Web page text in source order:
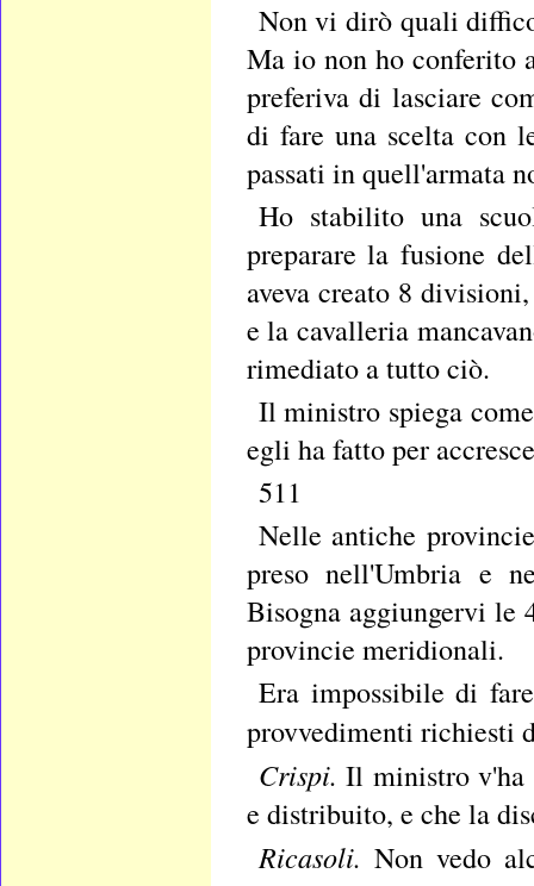
Non vi dirò quali
Ma io non ho conferito
preferiva di lasciare
di fare una scelta con
passati in quell'armata
Ho stabilito una
preparare la fusione
aveva creato 8
e la cavalleria
rimediato a tutto ciò.
Il ministro spiega
egli ha fatto per
511
Nelle antiche
preso nell'Umbria e
Bisogna aggiungervi
provincie meridionali.
Era impossibile di
provvedimenti richiesti
Crispi.Il ministro v'ha
e distribuito, e che la
Ricasoli. Non vedo